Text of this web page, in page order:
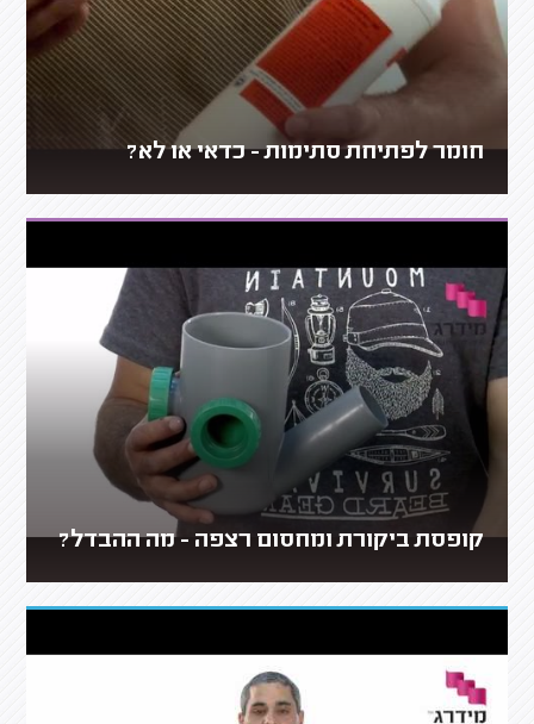
חומר לפתיחת סתימות - כדאי או לא?
קופסת ביקורת ומחסום רצפה - מה ההבדל?